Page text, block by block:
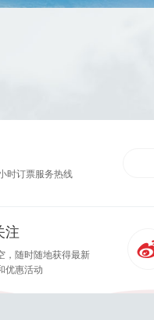
时订票服务热线
注
，随时随地获得最新
优惠活动